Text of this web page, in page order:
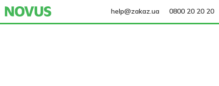
help@zakaz.ua 0800 20 20 20